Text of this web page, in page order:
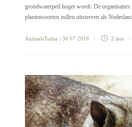
grondwaterpeil hoger wordt. De organisaties
plantensoorten zullen uitsterven als
AnimalsToday | 30 07 2018 2 min